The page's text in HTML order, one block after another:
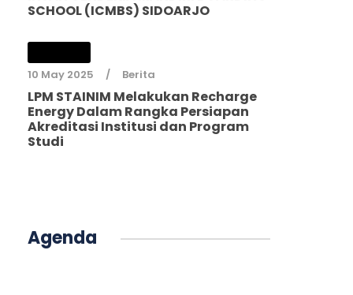
SCHOOL (ICMBS) SIDOARJO
10 May 2025 Berita
LPM STAINIM Melakukan Recharge
Energy Dalam Rangka Persiapan
Akreditasi Institusi dan Program
Studi
Agenda